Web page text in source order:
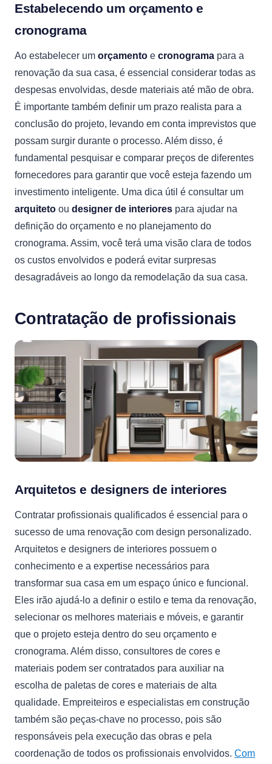
Estabelecendo um orçamento e
cronograma
Ao estabelecer um orçamento e cronograma para a
renovação da sua casa, é essencial considerar todas as
despesas envolvidas, desde materiais até mão de obra.
É importante também definir um prazo realista para a
conclusão do projeto, levando em conta imprevistos que
possam surgir durante o processo. Além disso, é
fundamental pesquisar e comparar preços de diferentes
fornecedores para garantir que você esteja fazendo um
investimento inteligente. Uma dica útil é consultar um
arquiteto ou designer de interiores para ajudar na
definição do orçamento e no planejamento do
cronograma. Assim, você terá uma visão clara de todos
os custos envolvidos e poderá evitar surpresas
desagradáveis ao longo da remodelação da sua casa.
Contratação de profissionais
Arquitetos e designers de interiores
Contratar profissionais qualificados é essencial para o
sucesso de uma renovação com design personalizado.
Arquitetos e designers de interiores possuem o
conhecimento e a expertise necessários para
transformar sua casa em um espaço único e funcional.
Eles irão ajudá-lo a definir o estilo e tema da renovação,
selecionar os melhores materiais e móveis, e garantir
que o projeto esteja dentro do seu orçamento e
cronograma. Além disso, consultores de cores e
materiais podem ser contratados para auxiliar na
escolha de paletas de cores e materiais de alta
qualidade. Empreiteiros e especialistas em construção
também são peças-chave no processo, pois são
responsáveis pela execução das obras e pela
coordenação de todos os profissionais envolvidos. Com